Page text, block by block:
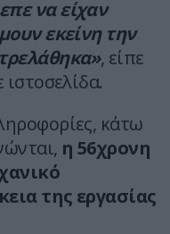
να είχαν
εκείνη την
, είπε
κάτω
η 56χρονη
της εργασίας